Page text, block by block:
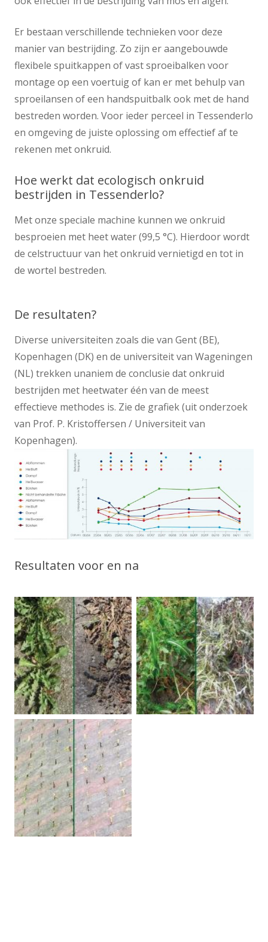
Er bestaan verschillende technieken voor deze
manier van bestrijding. Zo zijn er aangebouwde
flexibele spuitkappen of vast sproeibalken voor
montage op een voertuig of kan er met behulp van
sproeilansen of een handspuitbalk ook met de hand
bestreden worden. Voor ieder perceel in Tessenderlo
en omgeving de juiste oplossing om effectief af te
rekenen met onkruid.
Hoe werkt dat ecologisch onkruid
bestrijden in Tessenderlo?
Met onze speciale machine kunnen we onkruid
besproeien met heet water (99,5 °C). Hierdoor wordt
de celstructuur van het onkruid vernietigd en tot in
de wortel bestreden.
De resultaten?
Diverse universiteiten zoals die van Gent (BE),
Kopenhagen (DK) en de universiteit van Wageningen
(NL) trekken unaniem de conclusie dat onkruid
bestrijden met heetwater één van de meest
effectieve methodes is. Zie de grafiek (uit onderzoek
van Prof. P. Kristoffersen / Universiteit van
Kopenhagen).
Resultaten voor en na